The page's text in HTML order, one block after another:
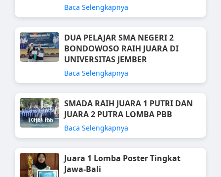
Baca Selengkapnya
DUA PELAJAR SMA NEGERI 2
BONDOWOSO RAIH JUARA DI
UNIVERSITAS JEMBER
Baca Selengkapnya
SMADA RAIH JUARA 1 PUTRI DAN
JUARA 2 PUTRA LOMBA PBB
Baca Selengkapnya
Juara 1 Lomba Poster Tingkat
Jawa-Bali